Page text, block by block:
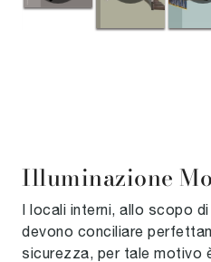
Illuminazione
I locali interni, allo scopo
devono conciliare
sicurezza, per tale motivo